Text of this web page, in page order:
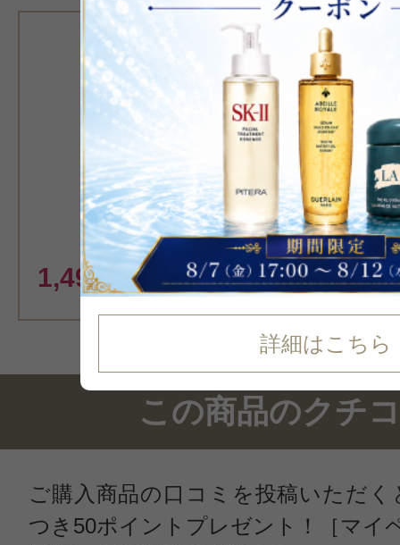
詳細はこちら
1,499 円（税込）
[ニュクス]
>レーブドミエ
ル クリーム 50ml
ハンドクリ
カート
この商品のクチ
ご購入商品の口コミを投稿いただく
つき50ポイントプレゼント！［マイ